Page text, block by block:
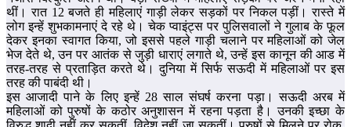
थीं। रात 12 बजते ही महिलाएं गाड़ी लेकर सड़कों पर निकल पड़ीं। रास्ते में
लोग इन्हें शुभकामनाएं दे रहे थे। चेक प्वाइंट्स पर पुलिसवालों ने गुलाब के फूल
देकर इनका स्वागत किया, जो इससे पहले गाड़ी चलाने पर महिलाओं को जेल
भेज देते थे, उन पर आतंक से जुड़ी धाराएं लगाते थे, उन्हें इस कानून की आड में
तरह-तरह से प्रताड़ित करते थे। दुनिया में सिर्फ सऊदी में महिलाओं पर इस
तरह की पाबंदी थी।
इस आजादी पाने के लिए इन्हें 28 साल संघर्ष करना पड़ा। सऊदी अरब में
महिलाओं को पुरुषों के कठोर अनुशासन में रहना पड़ता है। उनकी इच्छा के